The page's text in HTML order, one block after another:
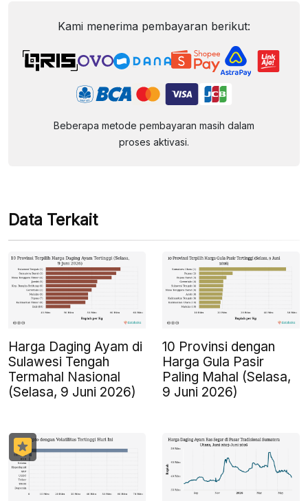
Kami menerima pembayaran berikut:
Beberapa metode pembayaran masih dalam
proses aktivasi.
Data Terkait
Harga Daging Ayam di
Sulawesi Tengah
Termahal Nasional
(Selasa, 9 Juni 2026)
10 Provinsi dengan
Harga Gula Pasir
Paling Mahal (Selasa,
9 Juni 2026)